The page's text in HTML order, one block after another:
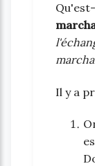
Il y a